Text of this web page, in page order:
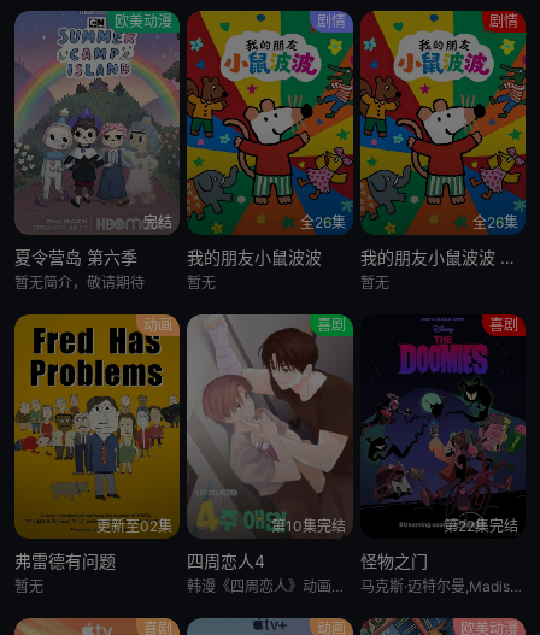
欧美动漫
完结
夏令营岛 第六季
暂无简介，敬请期待
剧情
全26集
我的朋友小鼠波波
暂无
剧情
全26集
我的朋友小鼠波波 英语版
暂无
动画
更新至02集
弗雷德有问题
暂无
喜剧
第10集完结
四周恋人4
韩漫《四周恋人》动画化决定！
喜剧
第22集完结
怪物之门
马克斯·迈特尔曼,Madison Calderon,Noel Gibson,乔恩·贝利,泽赫拉·法扎勒
喜剧 动画 欧美动漫